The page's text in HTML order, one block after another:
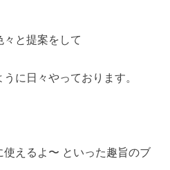
と提案をして
に日々やっております。
えるよ〜 といった趣旨のブ